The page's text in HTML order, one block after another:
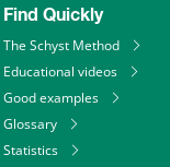
Find Quickly
The Schyst Method
Educational videos
Good examples
Glossary
Statistics